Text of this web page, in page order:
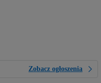
Zobacz ogłoszenia